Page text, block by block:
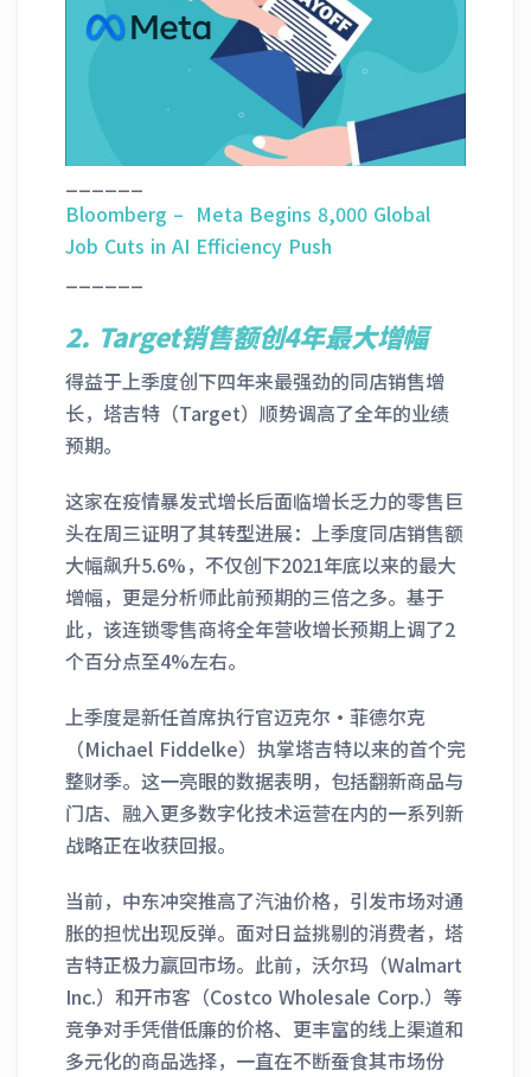
Bloomberg – Meta Begins 8,000 Global
Job Cuts in AI Efficiency Push
2. Target销售额创4年最大增幅
得益于上季度创下四年来最强劲的同店销售增
长，塔吉特（Target）顺势调高了全年的业绩
预期。
这家在疫情暴发式增长后面临增长乏力的零售巨
头在周三证明了其转型进展：上季度同店销售额
大幅飙升5.6%，不仅创下2021年底以来的最大
增幅，更是分析师此前预期的三倍之多。基于
此，该连锁零售商将全年营收增长预期上调了2
个百分点至4%左右。
上季度是新任首席执行官迈克尔·菲德尔克
（Michael Fiddelke）执掌塔吉特以来的首个完
整财季。这一亮眼的数据表明，包括翻新商品与
门店、融入更多数字化技术运营在内的一系列新
战略正在收获回报。
当前，中东冲突推高了汽油价格，引发市场对通
胀的担忧出现反弹。面对日益挑剔的消费者，塔
吉特正极力赢回市场。此前，沃尔玛（Walmart
Inc.）和开市客（Costco Wholesale Corp.）等
竞争对手凭借低廉的价格、更丰富的线上渠道和
多元化的商品选择，一直在不断蚕食其市场份